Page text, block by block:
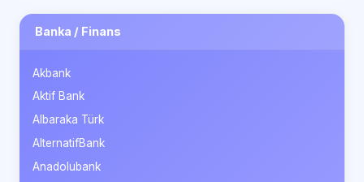
Banka / Finans
Akbank
Aktif Bank
Albaraka Türk
AlternatifBank
Anadolubank